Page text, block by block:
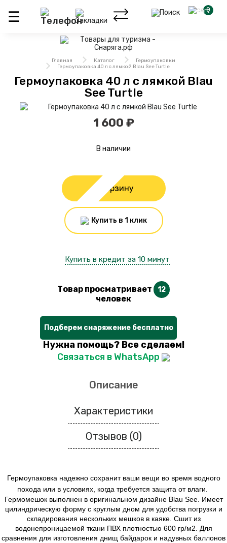
0
Главная Каталог
Гермоупаковки
Гермоупаковка 40 л с лямкой Blau See Turtle
Гермоупаковка 40 л с лямкой Blau
See Turtle
1 600 ₽
В наличии
В корзину
Купить в 1 клик
Купить в кредит за 10 минут
Товар просматривает 12
человек
Подберем снаряжение бесплатно
Нужна помощь? Все сделаем!
Связаться в WhatsApp
Описание
Характеристики
Отзывов (0)
Гермоупаковка надежно сохранит ваши вещи во время водного
похода или в условиях, когда требуется защита от влаги.
Гермомешок выполнен в оригинальном дизайне Blau See. Имеет
цилиндрическую форму с круглым дном для удобства погрузки и
складирования нескольких мешков в каяке. Сшит из
водонепроницаемой ткани ПВХ плотностью 600 гр/м2. Для
сравнения для изготовления днищ байдарок и надувных баллонов